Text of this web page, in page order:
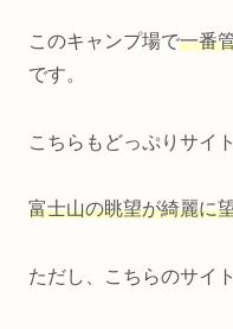
このキャンプ場で一番
です。
こちらもどっぷりサイ
富士山の眺望が綺麗に
ただし、こちらのサイ